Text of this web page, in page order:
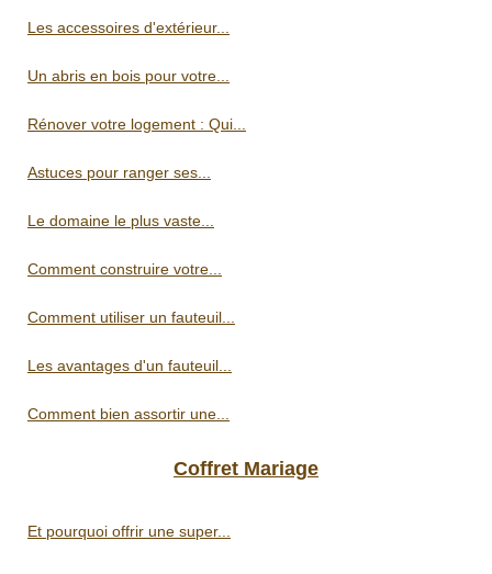
Les accessoires d'extérieur...
Un abris en bois pour votre...
Rénover votre logement : Qui...
Astuces pour ranger ses...
Le domaine le plus vaste...
Comment construire votre...
Comment utiliser un fauteuil...
Les avantages d'un fauteuil...
Comment bien assortir une...
Coffret Mariage
Et pourquoi offrir une super...